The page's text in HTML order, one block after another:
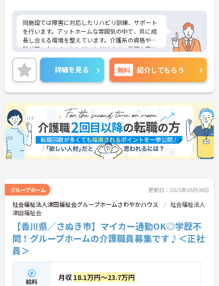
同施設では障害に対応したリハビリ訓練、サポート
を行います。アットホームな雰囲気の中で、共に成
長し合える環境を整えています。介護系の資格や経
験が無い方もチャレンジいただけます。業務内容は
基礎から丁寧に指導してくださいますので安心で
す。日勤のみのご勤務ですので、生活リズムを整え
やすく無理なくご勤務いただけます♪ご興味のある
方には、面接対策ポイントなど、さらに詳細をお話
ししますのでお気軽にご相談ください！
詳細を見る 無料 紹介してもらう
グループホーム 更新日：2025年05月08日
社会福祉法人津田福祉会グループホームさわやかハウス
社会福祉法人
津田福祉会
【香川県／さぬき市】マイカー通勤OK◎学歴不
問！グループホームの介護職員募集です♪＜正社
員＞
給料 月収 18.1万円～23.7万円